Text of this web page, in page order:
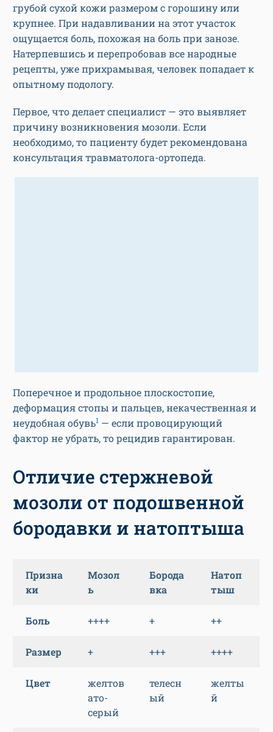
грубой сухой кожи размером с горошину или
крупнее. При надавливании на этот участок
ощущается боль, похожая на боль при занозе.
Натерпевшись и перепробовав все народные
рецепты, уже прихрамывая, человек попадает к
опытному подологу.
Первое, что делает специалист — это выявляет
причину возникновения мозоли. Если
необходимо, то пациенту будет рекомендована
консультация травматолога-ортопеда.
Поперечное и продольное плоскостопие,
деформация стопы и пальцев, некачественная и
неудобная обувь1 — если провоцирующий
фактор не убрать, то рецидив гарантирован.
Отличие стержневой
мозоли от подошвенной
бородавки и натоптыша
Призна
ки
Мозол
ь
Борода
вка
Натоп
тыш
Боль ++++ + ++
Размер + +++ ++++
Цвет
желтов
ато-
серый
телесн
ый
желты
й